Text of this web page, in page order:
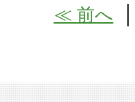
≪ 前へ